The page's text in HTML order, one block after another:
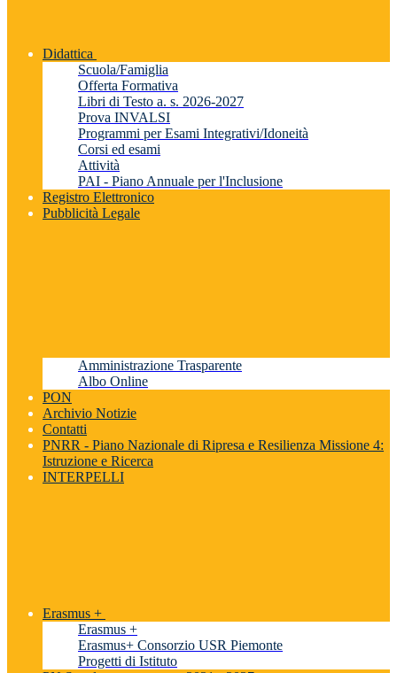
Didattica
Scuola/Famiglia
Offerta Formativa
Libri di Testo a. s. 2026-2027
Prova INVALSI
Programmi per Esami Integrativi/Idoneità
Corsi ed esami
Attività
PAI - Piano Annuale per l'Inclusione
Registro Elettronico
Pubblicità Legale
Amministrazione Trasparente
Albo Online
PON
Archivio Notizie
Contatti
PNRR - Piano Nazionale di Ripresa e Resilienza Missione 4:
Istruzione e Ricerca
INTERPELLI
Erasmus +
Erasmus +
Erasmus+ Consorzio USR Piemonte
Progetti di Istituto